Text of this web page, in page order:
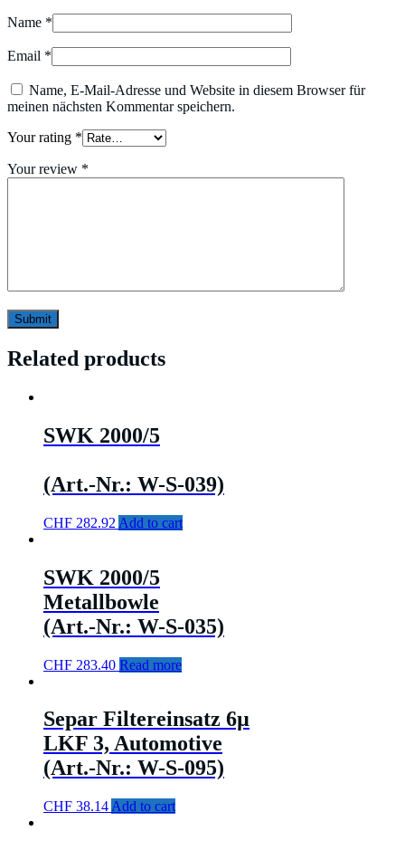
Name *
Email *
Name, E-Mail-Adresse und Website in diesem Browser für
meinen nächsten Kommentar speichern.
Your rating *
Your review *
Related products
SWK 2000/5
(Art.-Nr.: W-S-039)
CHF 282.92 Add to cart
SWK 2000/5
Metallbowle
(Art.-Nr.: W-S-035)
CHF 283.40 Read more
Separ Filtereinsatz 6µ
LKF 3, Automotive
(Art.-Nr.: W-S-095)
CHF 38.14 Add to cart